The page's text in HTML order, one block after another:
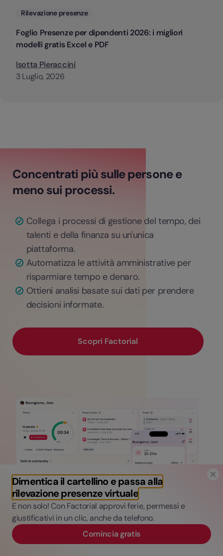
Dimentica il cartellino e passa alla
rilevazione presenze virtuale
E non solo! Con Factorial approvi ferie, permessi e
giustificativi in un clic, anche da telefono.
Comincia gratis
Categorie
Rilevazione presenze
Foglio Presenze per dipendenti 2026: i migliori
modelli gratis Excel e PDF
Isotta Pieraccini
3 Luglio, 2026
Concentrati più sulle persone e
meno sui processi.
Collega i processi di gestione del tempo, dei
talenti e della finanza su un'unica
piattaforma.
Automatizza le attività amministrative per
risparmiare tempo e denaro.
Ottieni analisi basate sui dati per prendere
decisioni informate.
Scopri Factorial